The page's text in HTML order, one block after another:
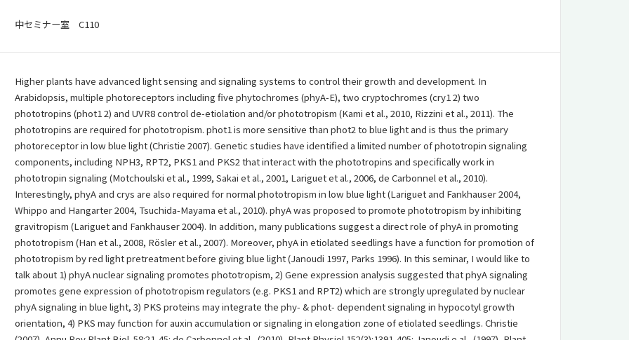
中セミナー室 C110
Higher plants have advanced light sensing and signaling systems to control their growth and development. In
Arabidopsis, multiple photoreceptors including five phytochromes (phyA-E), two cryptochromes (cry1 2) two
phototropins (phot1 2) and UVR8 control de-etiolation and/or phototropism (Kami et al., 2010, Rizzini et al., 2011). The
phototropins are required for phototropism. phot1 is more sensitive than phot2 to blue light and is thus the primary
photoreceptor in low blue light (Christie 2007). Genetic studies have identified a limited number of phototropin signaling
components, including NPH3, RPT2, PKS1 and PKS2 that interact with the phototropins and specifically work in
phototropin signaling (Motchoulski et al., 1999, Sakai et al., 2001, Lariguet et al., 2006, de Carbonnel et al., 2010).
Interestingly, phyA and crys are also required for normal phototropism in low blue light (Lariguet and Fankhauser 2004,
Whippo and Hangarter 2004, Tsuchida-Mayama et al., 2010). phyA was proposed to promote phototropism by inhibiting
gravitropism (Lariguet and Fankhauser 2004). In addition, many publications suggest a direct role of phyA in promoting
phototropism (Han et al., 2008, Rösler et al., 2007). Moreover, phyA in etiolated seedlings have a function for promotion of
phototropism by red light pretreatment before giving blue light (Janoudi 1997, Parks 1996). In this seminar, I would like to
talk about 1) phyA nuclear signaling promotes phototropism, 2) Gene expression analysis suggested that phyA signaling
promotes gene expression of phototropism regulators (e.g. PKS1 and RPT2) which are strongly upregulated by nuclear
phyA signaling in blue light, 3) PKS proteins may integrate the phy- & phot- dependent signaling in hypocotyl growth
orientation, 4) PKS may function for auxin accumulation or signaling in elongation zone of etiolated seedlings. Christie